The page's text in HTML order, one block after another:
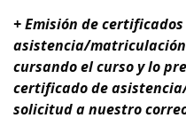
+ Emisión de
asistencia/
cursando el curso y lo
certificado de
solicitud a nuestro